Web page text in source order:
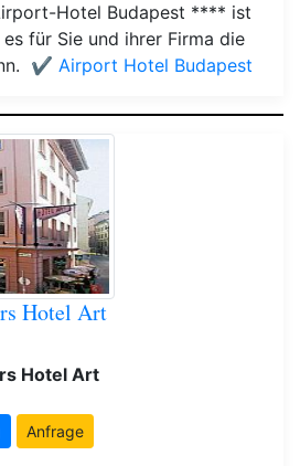
Hotel Budapest **** ist
für Sie und ihrer Firma die
✔️ Airport Hotel Budapest
Hotel Art
Hotel Art
Anfrage